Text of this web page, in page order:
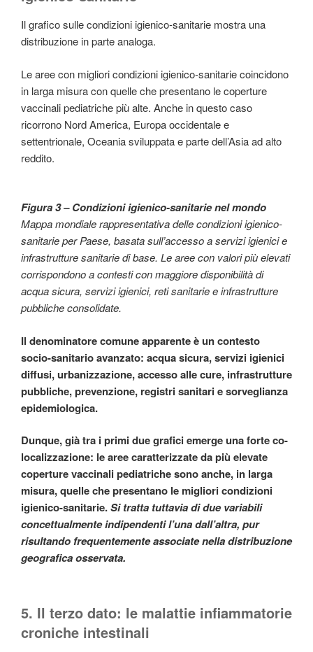
Il grafico sulle condizioni igienico-sanitarie mostra una
distribuzione in parte analoga.
Le aree con migliori condizioni igienico-sanitarie coincidono
in larga misura con quelle che presentano le coperture
vaccinali pediatriche più alte. Anche in questo caso
ricorrono Nord America, Europa occidentale e
settentrionale, Oceania sviluppata e parte dell’Asia ad alto
reddito.
Figura 3 – Condizioni igienico-sanitarie nel mondo
Mappa mondiale rappresentativa delle condizioni igienico-
sanitarie per Paese, basata sull’accesso a servizi igienici e
infrastrutture sanitarie di base. Le aree con valori più elevati
corrispondono a contesti con maggiore disponibilità di
acqua sicura, servizi igienici, reti sanitarie e infrastrutture
pubbliche consolidate.
Il denominatore comune apparente è un contesto
socio-sanitario avanzato: acqua sicura, servizi igienici
diffusi, urbanizzazione, accesso alle cure, infrastrutture
pubbliche, prevenzione, registri sanitari e sorveglianza
epidemiologica.
Dunque, già tra i primi due grafici emerge una forte co-
localizzazione: le aree caratterizzate da più elevate
coperture vaccinali pediatriche sono anche, in larga
misura, quelle che presentano le migliori condizioni
igienico-sanitarie.Si tratta tuttavia di due variabili
concettualmente indipendenti l’una dall’altra, pur
risultando frequentemente associate nella distribuzione
geografica osservata.
5. Il terzo dato: le malattie infiammatorie
croniche intestinali